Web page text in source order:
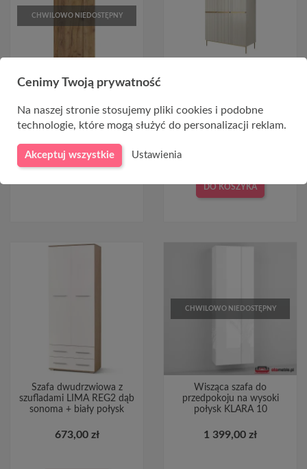
CHWILOWO NIEDOSTĘPNY
GAMA 20 dąb craft złoty
865,00 zł
kaszmir / złote nóżki
3 990,00 zł
DO KOSZYKA
Szafa dwudrzwiowa z
szufladami LIMA REG2 dąb
sonoma + biały połysk
673,00 zł
CHWILOWO NIEDOSTĘPNY
Wisząca szafa do
przedpokoju na wysoki
połysk KLARA 10
1 399,00 zł
Cenimy Twoją prywatność
Na naszej stronie stosujemy pliki cookies i podobne
technologie, które mogą służyć do personalizacji reklam.
Akceptuj wszystkie Ustawienia